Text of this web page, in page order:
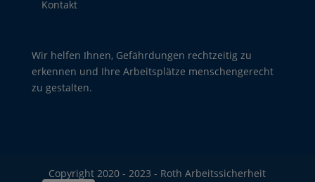
Kontakt
Wir helfen Ihnen, Gefährdungen rechtzeitig zu
erkennen und Ihre Arbeitsplätze menschengerecht
zu gestalten.
Copyright 2020 - 2023 - Roth Arbeitssicherheit